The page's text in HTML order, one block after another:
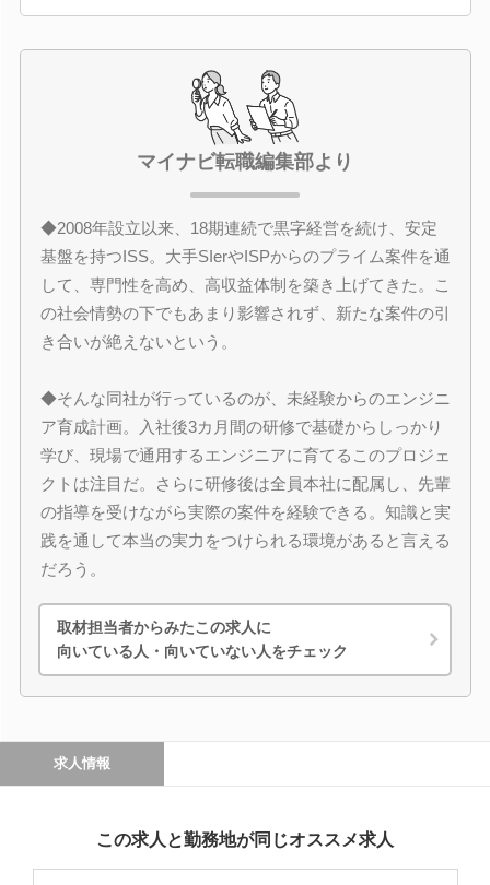
マイナビ転職編集部より
◆2008年設立以来、18期連続で黒字経営を続け、安定
基盤を持つISS。大手SIerやISPからのプライム案件を通
して、専門性を高め、高収益体制を築き上げてきた。こ
の社会情勢の下でもあまり影響されず、新たな案件の引
き合いが絶えないという。
◆そんな同社が行っているのが、未経験からのエンジニ
ア育成計画。入社後3カ月間の研修で基礎からしっかり
学び、現場で通用するエンジニアに育てるこのプロジェ
クトは注目だ。さらに研修後は全員本社に配属し、先輩
の指導を受けながら実際の案件を経験できる。知識と実
践を通して本当の実力をつけられる環境があると言える
だろう。
取材担当者からみたこの求人に
向いている人・向いていない人をチェック
求人情報
この求人と勤務地が同じオススメ求人